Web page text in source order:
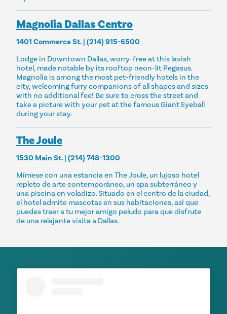
Magnolia Dallas Centro
1401 Commerce St. | (214) 915-6500
Lodge in Downtown Dallas, worry-free at this lavish
hotel, made notable by its rooftop neon-lit Pegasus.
Magnolia is among the most pet-friendly hotels in the
city, welcoming furry companions of all shapes and sizes
with no additional fee! Be sure to cross the street and
take a picture with your pet at the famous Giant Eyeball
during your stay.
The Joule
1530 Main St. | (214) 748-1300
Mímese con una estancia en The Joule, un lujoso hotel
repleto de arte contemporáneo, un spa subterráneo y
una piscina en voladizo. Situado en el centro de la ciudad,
el hotel admite mascotas en sus habitaciones, así que
puedes traer a tu mejor amigo peludo para que disfrute
de una relajante visita a Dallas.